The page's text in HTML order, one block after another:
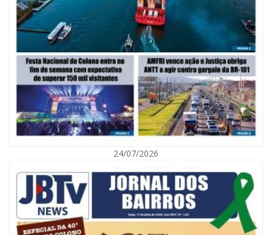
06/08/2026 | 10:02
Audiência pública debate Programa Municipal de Habitação de Interesse
Social em Itajaí
24/07/2026